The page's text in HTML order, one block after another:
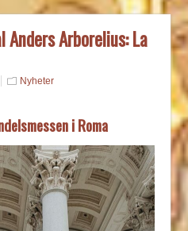
Anders Arborelius: La
Nyheter
i Roma